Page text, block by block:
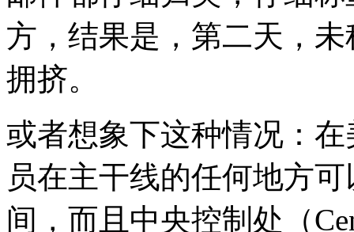
方，结果是，第二天，
拥挤。
或者想象下这种情况：
员在主干线的任何地方可
间，而且中央控制处（